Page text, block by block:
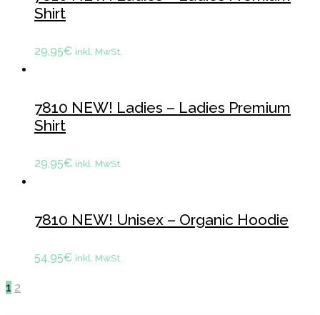
Shirt
29,95€ inkl. MwSt.
7810 NEW! Ladies – Ladies Premium
Shirt
29,95€ inkl. MwSt.
7810 NEW! Unisex – Organic Hoodie
54,95€ inkl. MwSt.
1 2